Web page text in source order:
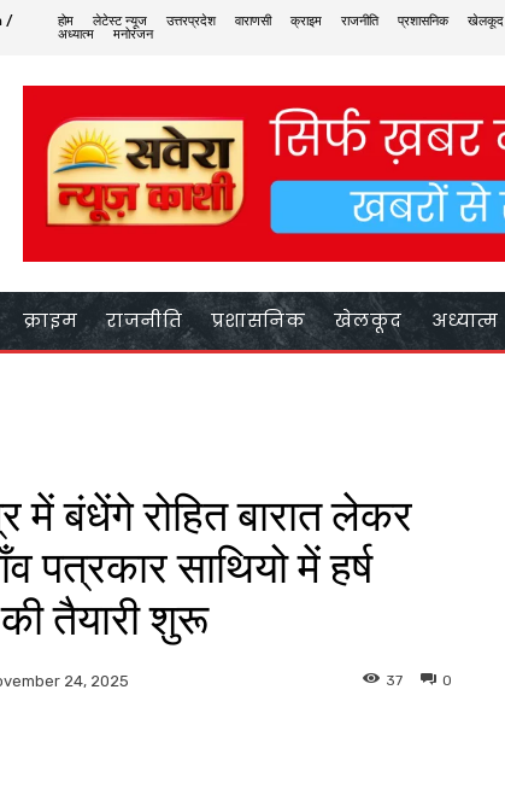
/
होम लेटेस्ट न्यूज उत्तरप्रदेश वाराणसी क्राइम राजनीति प्रशासनिक
खेलकूद
अध्यात्म
मनोरंजन
क्राइम राजनीति प्रशासनिक खेलकूद अध्यात्म
में बंधेंगे रोहित बारात लेकर
पत्रकार साथियो में हर्ष
तैयारी शुरू
24, 2025 0
37